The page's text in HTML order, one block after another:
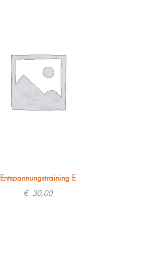
Entspannungstraining E
€30,00